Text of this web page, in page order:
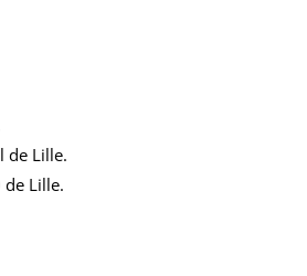
de Lille.
de Lille.